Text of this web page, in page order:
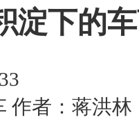
淀下的
作者：蒋洪林